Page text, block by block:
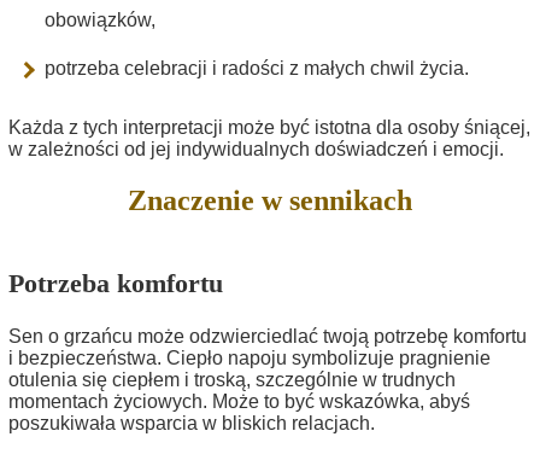
obowiązków,
potrzeba celebracji i radości z małych chwil życia.
Każda z tych interpretacji może być istotna dla osoby śniącej,
w zależności od jej indywidualnych doświadczeń i emocji.
Znaczenie w sennikach
Potrzeba komfortu
Sen o grzańcu może odzwierciedlać twoją potrzebę komfortu
i bezpieczeństwa. Ciepło napoju symbolizuje pragnienie
otulenia się ciepłem i troską, szczególnie w trudnych
momentach życiowych. Może to być wskazówka, abyś
poszukiwała wsparcia w bliskich relacjach.